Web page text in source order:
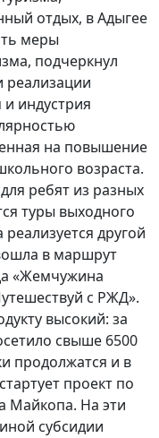
отдых, в Адыгее
меры
подчеркнул
реализации
индустрия
на повышение
возраста.
ребят из разных
туры выходного
другой
в маршрут
«Жемчужина
с РЖД».
высокий: за
свыше 6500
продолжатся и в
проект по
Майкопа. На эти
субсидии